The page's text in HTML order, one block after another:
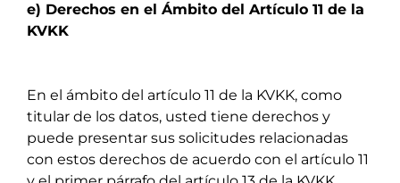
e) Derechos en el Ámbito del Artículo 11 de la
KVKK
En el ámbito del artículo 11 de la KVKK, como
titular de los datos, usted tiene derechos y
puede presentar sus solicitudes relacionadas
con estos derechos de acuerdo con el artículo 11